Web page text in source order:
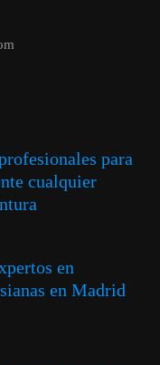
para
cualquier
en
en Madrid